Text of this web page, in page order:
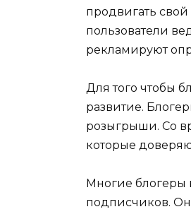
продвигать
пользователи
рекламируют
Для того чтобы
развитие.
розыгрыши. Со
которые
Многие блогеры
подписчиков.